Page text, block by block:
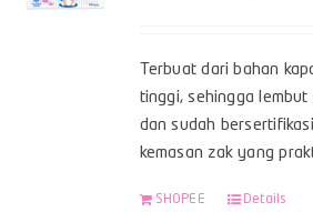
Terbuat dari bahan
tinggi, sehingga
dan sudah
kemasan zak yang
SHOPEE Details